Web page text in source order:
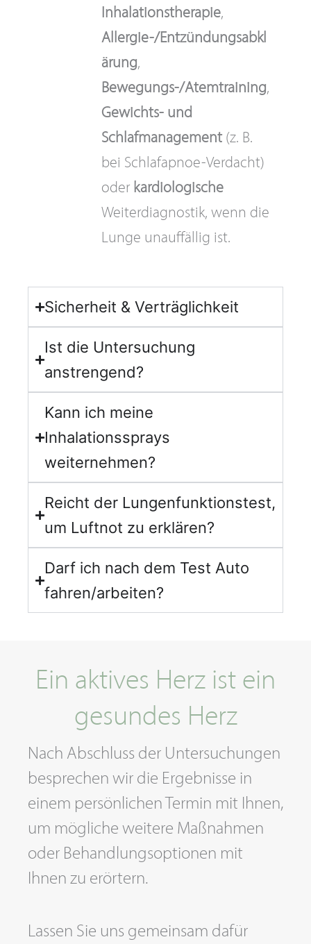
Inhalationstherapie,
Allergie-/Entzündungsabkl
ärung,
Bewegungs-/Atemtraining,
Gewichts- und
Schlafmanagement (z. B.
bei Schlafapnoe-Verdacht)
oder kardiologische
Weiterdiagnostik, wenn die
Lunge unauffällig ist.
Sicherheit & Verträglichkeit
Ist die Untersuchung
anstrengend?
Kann ich meine
Inhalationssprays
weiternehmen?
Reicht der Lungenfunktionstest,
um Luftnot zu erklären?
Darf ich nach dem Test Auto
fahren/arbeiten?
Ein aktives Herz ist ein
gesundes Herz
Nach Abschluss der Untersuchungen
besprechen wir die Ergebnisse in
einem persönlichen Termin mit Ihnen,
um mögliche weitere Maßnahmen
oder Behandlungsoptionen mit
Ihnen zu erörtern.
Lassen Sie uns gemeinsam dafür